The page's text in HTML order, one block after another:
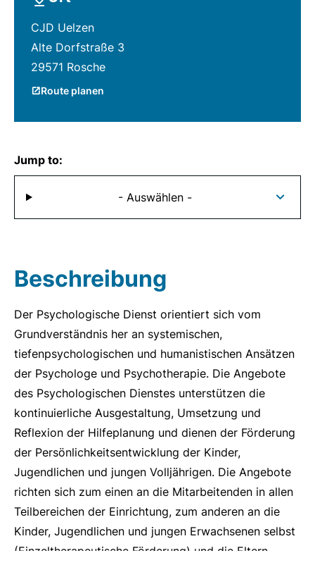
CJD Uelzen
Alte Dorfstraße 3
29571 Rosche
Route planen
Jump to:
- Auswählen -
Beschreibung
Der Psychologische Dienst orientiert sich vom
Grundverständnis her an systemischen,
tiefenpsychologischen und humanistischen Ansätzen
der Psychologe und Psychotherapie. Die Angebote
des Psychologischen Dienstes unterstützen die
kontinuierliche Ausgestaltung, Umsetzung und
Reflexion der Hilfeplanung und dienen der Förderung
der Persönlichkeitsentwicklung der Kinder,
Jugendlichen und jungen Volljährigen. Die Angebote
richten sich zum einen an die Mitarbeitenden in allen
Teilbereichen der Einrichtung, zum anderen an die
Kinder, Jugendlichen und jungen Erwachsenen selbst
(Einzeltherapeutische Förderung) und die Eltern